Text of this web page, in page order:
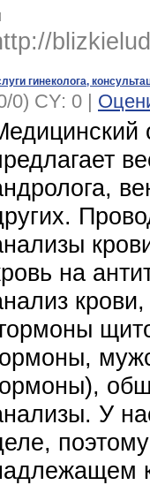
гинеколога,
0) CY: 0 |
на
У